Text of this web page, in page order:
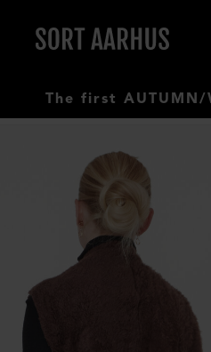
The first AUTUMN/